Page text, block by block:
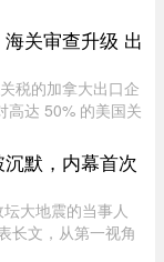
各种令人咋舌的超
关审查升级 出
税的加拿大出口企
高达 50% 的美国关
压力。多位贸易律
默，内幕首次
大地震的当事人
长文，从第一视角